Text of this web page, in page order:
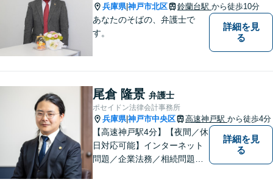
兵庫県|神戸市北区 鈴蘭台駅 から徒歩10分
あなたのそばの、弁護士で
す。
詳細を見
る
尾倉 隆景 弁護士
ポセイドン法律会計事務所
兵庫県|神戸市中央区 高速神戸駅 から徒歩4分
【高速神戸駅4分】【夜間／休
日対応可能】インターネット
問題／企業法務／相続問題／
詳細を見
る